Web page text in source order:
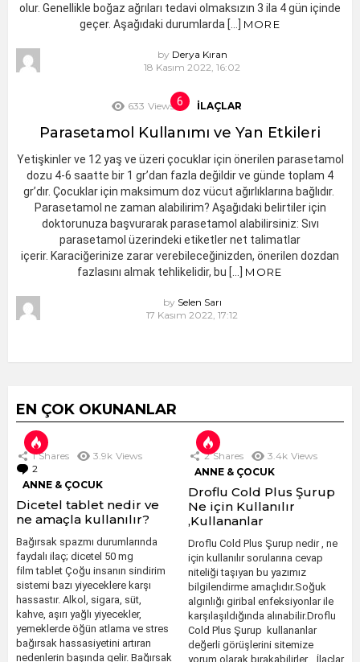
olur. Genellikle boğaz ağrıları tedavi olmaksızın 3 ila 4 gün içinde
geçer. Aşağıdaki durumlarda […] MORE
by Derya Kıran
18 Kasım 2022, 16:02
633 Views İLAÇLAR
Parasetamol Kullanımı ve Yan Etkileri
Yetişkinler ve 12 yaş ve üzeri çocuklar için önerilen parasetamol
dozu 4-6 saatte bir 1 gr’dan fazla değildir ve günde toplam 4
gr’dır. Çocuklar için maksimum doz vücut ağırlıklarına bağlıdır.
Parasetamol ne zaman alabilirim? Aşağıdaki belirtiler için
doktorunuza başvurarak parasetamol alabilirsiniz: Sıvı
parasetamol üzerindeki etiketler net talimatlar
içerir. Karaciğerinize zarar verebileceğinizden, önerilen dozdan
fazlasını almak tehlikelidir, bu […] MORE
by Selen Sarı
17 Kasım 2022, 17:12
EN ÇOK OKUNANLAR
1 Shares 3.9k Views
2
ANNE & ÇOCUK
Dicetel tablet nedir ve
ne amaçla kullanılır?
Bağırsak spazmı durumlarında
faydalı ilaç; dicetel 50 mg
film tablet Çoğu insanın sindirim
sistemi bazı yiyeceklere karşı
hassastır. Alkol, sigara, süt,
kahve, aşırı yağlı yiyecekler,
yemeklerde öğün atlama ve stres
bağırsak hassasiyetini artıran
nedenlerin başında gelir. Bağırsak
2 Shares 3.4k Views
ANNE & ÇOCUK
Droflu Cold Plus Şurup
Ne için Kullanılır
,Kullananlar
Droflu Cold Plus Şurup nedir , ne
için kullanılır sorularına cevap
niteliği taşıyan bu yazımız
bilgilendirme amaçlıdır.Soğuk
algınlığı giribal enfeksiyonlar ile
karşılaşıldığında alınabilir.Droflu
Cold Plus Şurup kullananlar
değerli görüşlerini sitemize
yorum olarak bırakabilirler. İlaçlar